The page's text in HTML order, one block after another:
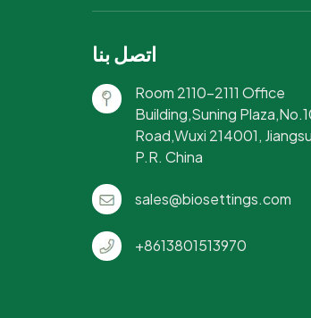
اتصل بنا
Room 2110-2111 Office
Building,Suning
Road,Wuxi 214001,
P.R. China
sales@biosettings.com
+8613801513970